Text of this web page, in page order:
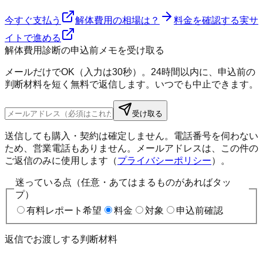
今すぐ支払う 解体費用の相場は？ 料金を確認する実サ
イトで進める
解体費用診断の申込前メモを受け取る
メールだけでOK（入力は30秒）。24時間以内に、申込前の
判断材料を短く無料で返信します。いつでも中止できます。
受け取る
送信しても購入・契約は確定しません。電話番号を伺わない
ため、営業電話もありません。メールアドレスは、この件の
ご返信のみに使用します（プライバシーポリシー）。
迷っている点（任意・あてはまるものがあればタッ
プ）
有料レポート希望
料金 対象 申込前確認
返信でお渡しする判断材料